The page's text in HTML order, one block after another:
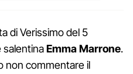
di Verissimo del 5
salentinaEmma Marrone.
non commentare il